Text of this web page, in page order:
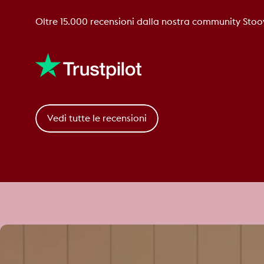
Oltre 15.000 recensioni dalla nostra community
Vedi tutte le recensioni